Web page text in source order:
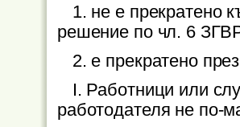
1. не е прекратено
решение по чл. 6
2. е прекратено
І. Работници или
работодателя не по-